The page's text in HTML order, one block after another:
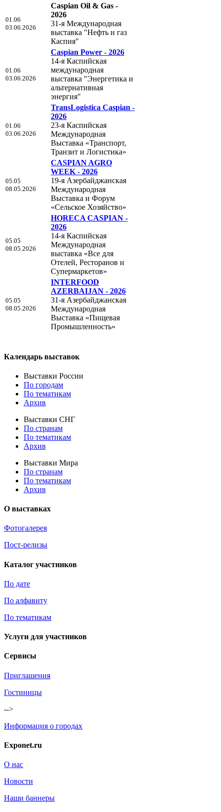
01.06
03.06.2026
Caspian Oil & Gas -
2026
31-я Международная
выставка "Нефть и газ
Каспия"
01.06
03.06.2026
Caspian Power - 2026
14-я Каспийская
международная
выставка "Энергетика и
альтернативная
энергия"
01.06
03.06.2026
TransLogistica Caspian -
2026
23-я Каспийская
Международная
Выставка «Транспорт,
Транзит и Логистика»
05.05
08.05.2026
CASPIAN AGRO
WEEK - 2026
19-я Азербайджанская
Международная
Выставка и Форум
«Сельское Хозяйство»
05.05
08.05.2026
HORECA CASPIAN -
2026
14-я Каспийская
Международная
выставка «Все для
Отелей, Ресторанов и
Супермаркетов»
05.05
08.05.2026
INTERFOOD
AZERBAIJAN - 2026
31-я Азербайджанская
Международная
Выставка «Пищевая
Промышленность»
Календарь выставок
Выставки России
По городам
По тематикам
Архив
Выставки СНГ
По странам
По тематикам
Архив
Выставки Мира
По странам
По тематикам
Архив
О выставках
Фотогалерея
Пост-релизы
Каталог участников
По дате
По алфавиту
По тематикам
Услуги для участников
Сервисы
Приглашения
Гостиницы
-->
Информация о городах
Exponet.ru
О нас
Новости
Наши баннеры